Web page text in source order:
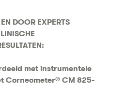
DOOR EXPERTS
met instrumentele
Corneometer® CM 825-